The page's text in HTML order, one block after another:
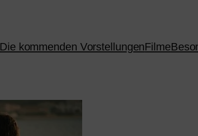
Die kommenden VorstellungenFilme